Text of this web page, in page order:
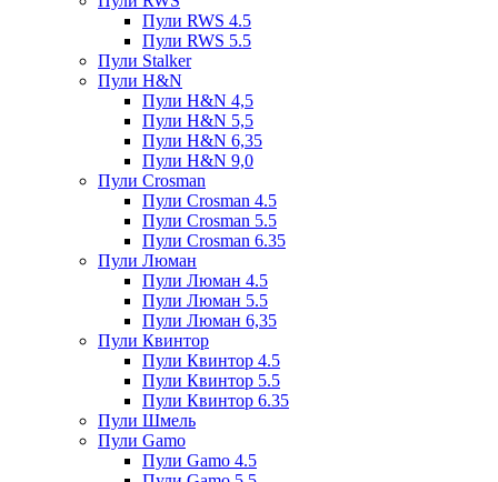
Пули RWS 4.5
Пули RWS 5.5
Пули Stalker
Пули H&N
Пули H&N 4,5
Пули H&N 5,5
Пули H&N 6,35
Пули H&N 9,0
Пули Crosman
Пули Crosman 4.5
Пули Crosman 5.5
Пули Crosman 6.35
Пули Люман
Пули Люман 4.5
Пули Люман 5.5
Пули Люман 6,35
Пули Квинтор
Пули Квинтор 4.5
Пули Квинтор 5.5
Пули Квинтор 6.35
Пули Шмель
Пули Gamo
Пули Gamo 4.5